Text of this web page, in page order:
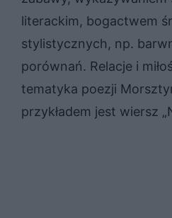
literackim, bogactwem
stylistycznych, np.
porównań. Relacje i
tematyka poezji
przykładem jest wiersz